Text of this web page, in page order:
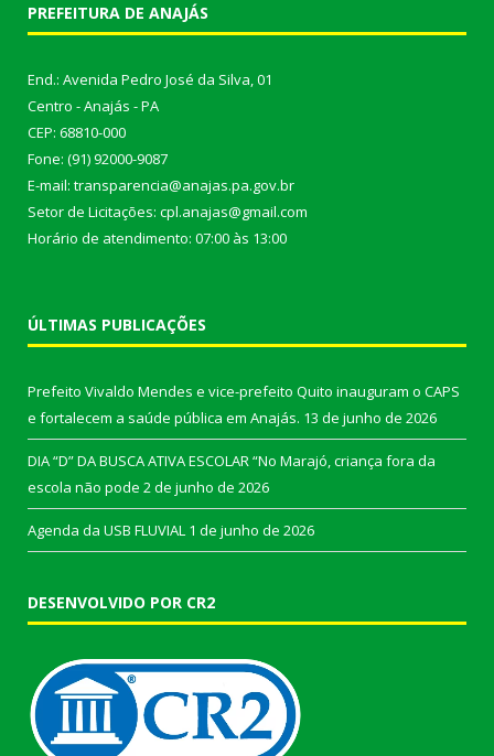
PREFEITURA DE ANAJÁS
End.: Avenida Pedro José da Silva, 01
Centro - Anajás - PA
CEP: 68810-000
Fone: (91) 92000-9087
E-mail: transparencia@anajas.pa.gov.br
Setor de Licitações: cpl.anajas@gmail.com
Horário de atendimento: 07:00 às 13:00
ÚLTIMAS PUBLICAÇÕES
Prefeito Vivaldo Mendes e vice-prefeito Quito inauguram o CAPS
e fortalecem a saúde pública em Anajás. 13 de junho de 2026
DIA “D” DA BUSCA ATIVA ESCOLAR “No Marajó, criança fora da
escola não pode 2 de junho de 2026
Agenda da USB FLUVIAL 1 de junho de 2026
DESENVOLVIDO POR CR2